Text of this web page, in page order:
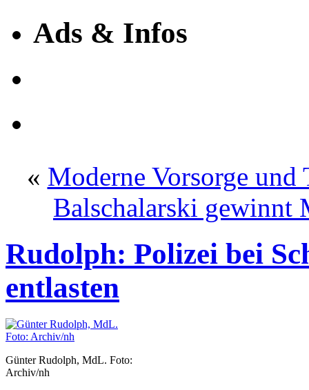
Ads & Infos
« Moderne Vorsorge und
Balschalarski gewinnt
Rudolph: Polizei bei
entlasten
Günter Rudolph, MdL. Foto:
Archiv/nh